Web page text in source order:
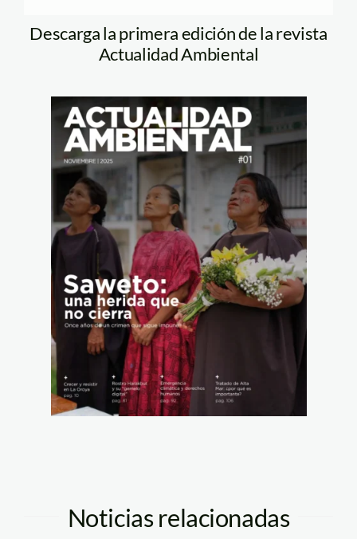
Descarga la primera edición de la revista
Actualidad Ambiental
Noticias relacionadas